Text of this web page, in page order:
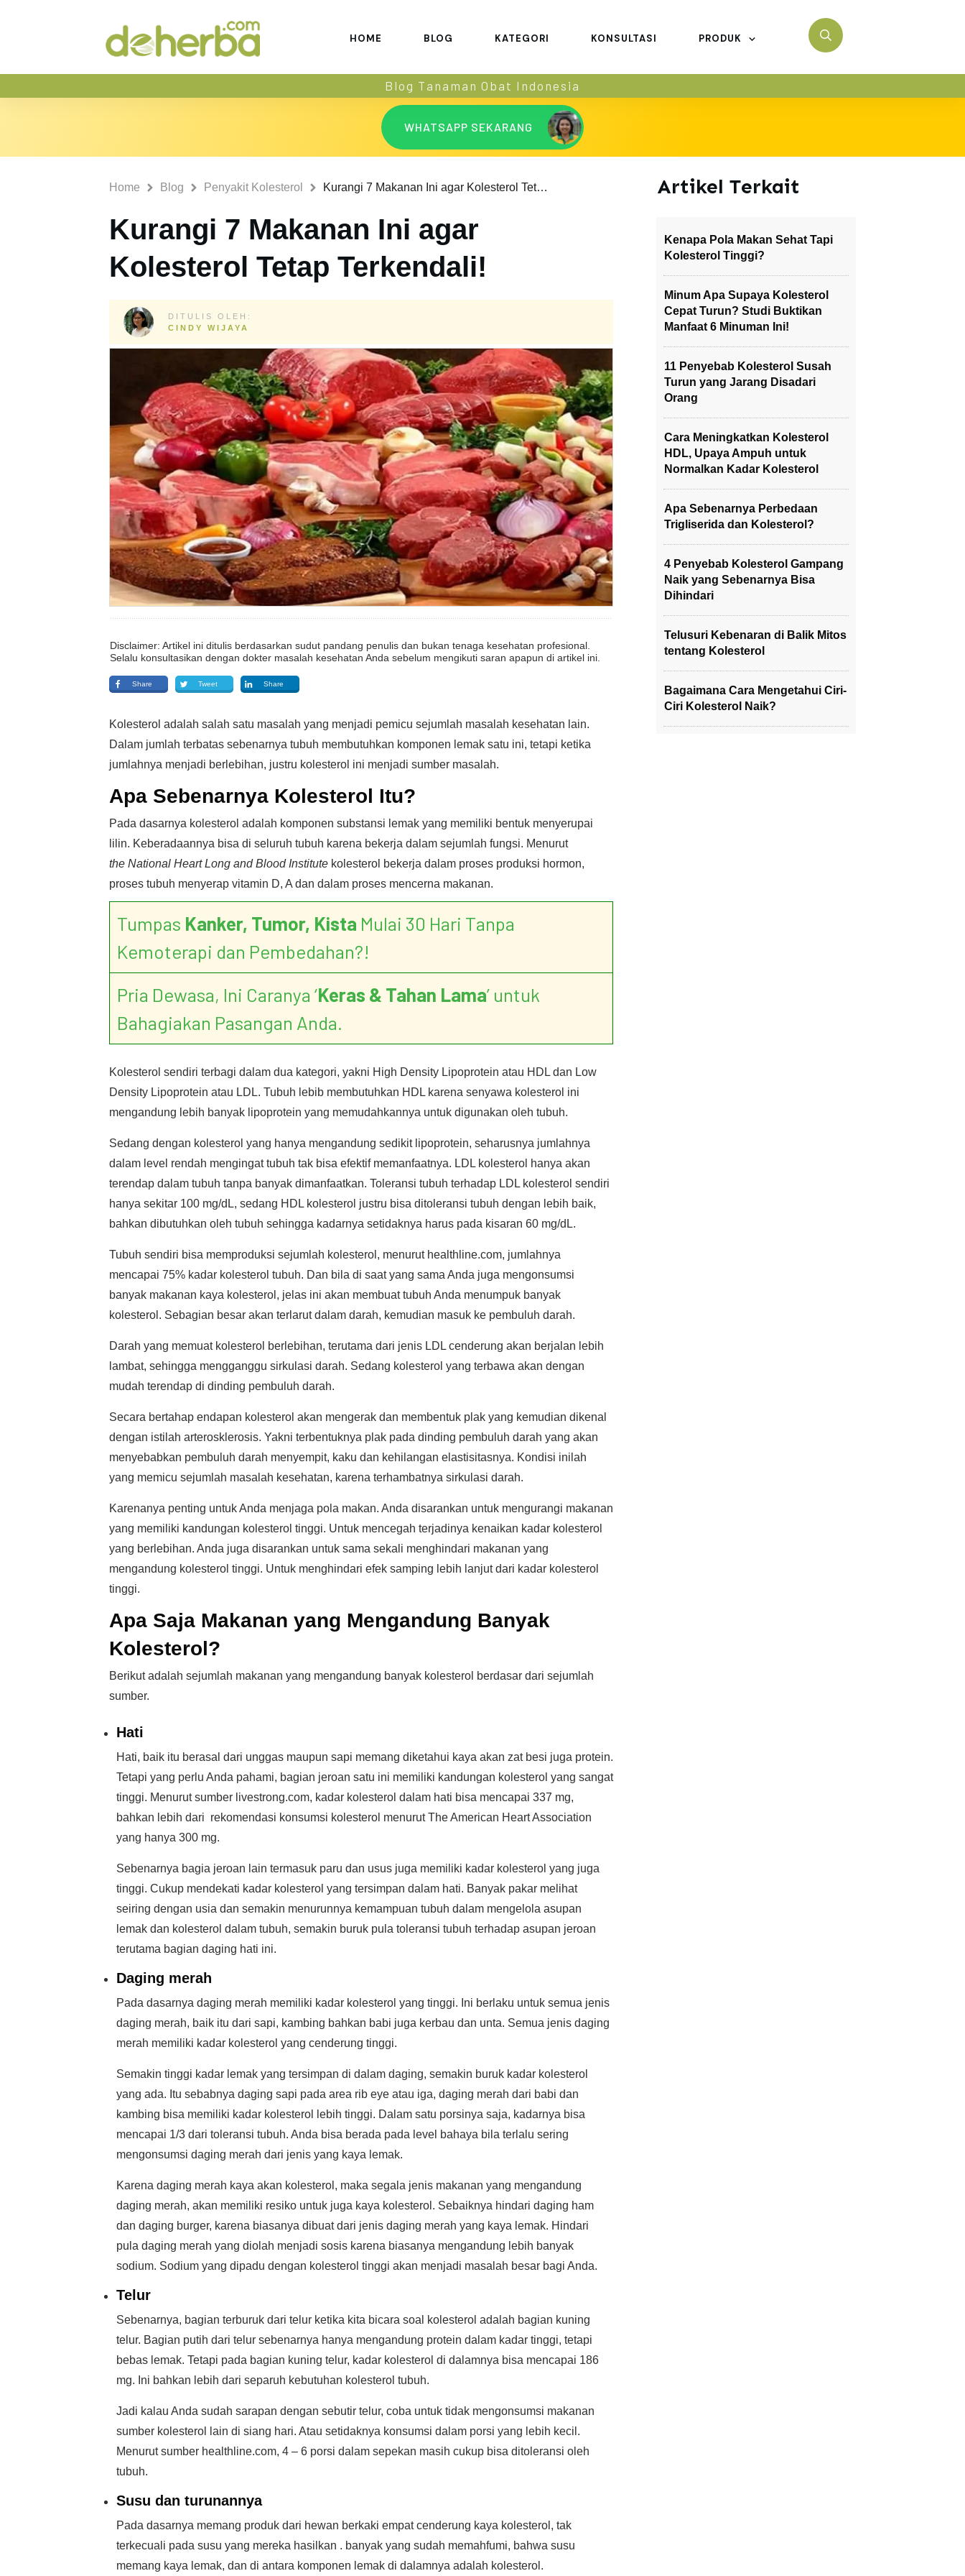
HOME BLOG KATEGORI KONSULTASI PRODUK
Blog Tanaman Obat Indonesia
WHATSAPP SEKARANG
Home Blog Penyakit Kolesterol Kurangi 7 Makanan Ini agar Kolesterol Tetap Terkendali!
Kurangi 7 Makanan Ini agar
Kolesterol Tetap Terkendali!
DITULIS OLEH:
CINDY WIJAYA
Disclaimer: Artikel ini ditulis berdasarkan sudut pandang penulis dan bukan tenaga kesehatan profesional.
Selalu konsultasikan dengan dokter masalah kesehatan Anda sebelum mengikuti saran apapun di artikel ini.
Share Tweet Share
Kolesterol adalah salah satu masalah yang menjadi pemicu sejumlah masalah kesehatan lain.
Dalam jumlah terbatas sebenarnya tubuh membutuhkan komponen lemak satu ini, tetapi ketika
jumlahnya menjadi berlebihan, justru kolesterol ini menjadi sumber masalah.
Apa Sebenarnya Kolesterol Itu?
Pada dasarnya kolesterol adalah komponen substansi lemak yang memiliki bentuk menyerupai
lilin. Keberadaannya bisa di seluruh tubuh karena bekerja dalam sejumlah fungsi. Menurut
the National Heart Long and Blood Institute kolesterol bekerja dalam proses produksi hormon,
proses tubuh menyerap vitamin D, A dan dalam proses mencerna makanan.
Tumpas Kanker, Tumor, Kista Mulai 30 Hari Tanpa
Kemoterapi dan Pembedahan?!
Pria Dewasa, Ini Caranya ‘Keras & Tahan Lama’ untuk
Bahagiakan Pasangan Anda.
Kolesterol sendiri terbagi dalam dua kategori, yakni High Density Lipoprotein atau HDL dan Low
Density Lipoprotein atau LDL. Tubuh lebib membutuhkan HDL karena senyawa kolesterol ini
mengandung lebih banyak lipoprotein yang memudahkannya untuk digunakan oleh tubuh.
Sedang dengan kolesterol yang hanya mengandung sedikit lipoprotein, seharusnya jumlahnya
dalam level rendah mengingat tubuh tak bisa efektif memanfaatnya. LDL kolesterol hanya akan
terendap dalam tubuh tanpa banyak dimanfaatkan. Toleransi tubuh terhadap LDL kolesterol sendiri
hanya sekitar 100 mg/dL, sedang HDL kolesterol justru bisa ditoleransi tubuh dengan lebih baik,
bahkan dibutuhkan oleh tubuh sehingga kadarnya setidaknya harus pada kisaran 60 mg/dL.
Tubuh sendiri bisa memproduksi sejumlah kolesterol, menurut healthline.com, jumlahnya
mencapai 75% kadar kolesterol tubuh. Dan bila di saat yang sama Anda juga mengonsumsi
banyak makanan kaya kolesterol, jelas ini akan membuat tubuh Anda menumpuk banyak
kolesterol. Sebagian besar akan terlarut dalam darah, kemudian masuk ke pembuluh darah.
Darah yang memuat kolesterol berlebihan, terutama dari jenis LDL cenderung akan berjalan lebih
lambat, sehingga mengganggu sirkulasi darah. Sedang kolesterol yang terbawa akan dengan
mudah terendap di dinding pembuluh darah.
Secara bertahap endapan kolesterol akan mengerak dan membentuk plak yang kemudian dikenal
dengan istilah arterosklerosis. Yakni terbentuknya plak pada dinding pembuluh darah yang akan
menyebabkan pembuluh darah menyempit, kaku dan kehilangan elastisitasnya. Kondisi inilah
yang memicu sejumlah masalah kesehatan, karena terhambatnya sirkulasi darah.
Karenanya penting untuk Anda menjaga pola makan. Anda disarankan untuk mengurangi makanan
yang memiliki kandungan kolesterol tinggi. Untuk mencegah terjadinya kenaikan kadar kolesterol
yang berlebihan. Anda juga disarankan untuk sama sekali menghindari makanan yang
mengandung kolesterol tinggi. Untuk menghindari efek samping lebih lanjut dari kadar kolesterol
tinggi.
Apa Saja Makanan yang Mengandung Banyak
Kolesterol?
Berikut adalah sejumlah makanan yang mengandung banyak kolesterol berdasar dari sejumlah
sumber.
Hati
Hati, baik itu berasal dari unggas maupun sapi memang diketahui kaya akan zat besi juga protein.
Tetapi yang perlu Anda pahami, bagian jeroan satu ini memiliki kandungan kolesterol yang sangat
tinggi. Menurut sumber livestrong.com, kadar kolesterol dalam hati bisa mencapai 337 mg,
bahkan lebih dari rekomendasi konsumsi kolesterol menurut The American Heart Association
yang hanya 300 mg.
Sebenarnya bagia jeroan lain termasuk paru dan usus juga memiliki kadar kolesterol yang juga
tinggi. Cukup mendekati kadar kolesterol yang tersimpan dalam hati. Banyak pakar melihat
seiring dengan usia dan semakin menurunnya kemampuan tubuh dalam mengelola asupan
lemak dan kolesterol dalam tubuh, semakin buruk pula toleransi tubuh terhadap asupan jeroan
terutama bagian daging hati ini.
Daging merah
Pada dasarnya daging merah memiliki kadar kolesterol yang tinggi. Ini berlaku untuk semua jenis
daging merah, baik itu dari sapi, kambing bahkan babi juga kerbau dan unta. Semua jenis daging
merah memiliki kadar kolesterol yang cenderung tinggi.
Semakin tinggi kadar lemak yang tersimpan di dalam daging, semakin buruk kadar kolesterol
yang ada. Itu sebabnya daging sapi pada area rib eye atau iga, daging merah dari babi dan
kambing bisa memiliki kadar kolesterol lebih tinggi. Dalam satu porsinya saja, kadarnya bisa
mencapai 1/3 dari toleransi tubuh. Anda bisa berada pada level bahaya bila terlalu sering
mengonsumsi daging merah dari jenis yang kaya lemak.
Karena daging merah kaya akan kolesterol, maka segala jenis makanan yang mengandung
daging merah, akan memiliki resiko untuk juga kaya kolesterol. Sebaiknya hindari daging ham
dan daging burger, karena biasanya dibuat dari jenis daging merah yang kaya lemak. Hindari
pula daging merah yang diolah menjadi sosis karena biasanya mengandung lebih banyak
sodium. Sodium yang dipadu dengan kolesterol tinggi akan menjadi masalah besar bagi Anda.
Telur
Sebenarnya, bagian terburuk dari telur ketika kita bicara soal kolesterol adalah bagian kuning
telur. Bagian putih dari telur sebenarnya hanya mengandung protein dalam kadar tinggi, tetapi
bebas lemak. Tetapi pada bagian kuning telur, kadar kolesterol di dalamnya bisa mencapai 186
mg. Ini bahkan lebih dari separuh kebutuhan kolesterol tubuh.
Jadi kalau Anda sudah sarapan dengan sebutir telur, coba untuk tidak mengonsumsi makanan
sumber kolesterol lain di siang hari. Atau setidaknya konsumsi dalam porsi yang lebih kecil.
Menurut sumber healthline.com, 4 – 6 porsi dalam sepekan masih cukup bisa ditoleransi oleh
tubuh.
Susu dan turunannya
Pada dasarnya memang produk dari hewan berkaki empat cenderung kaya kolesterol, tak
terkecuali pada susu yang mereka hasilkan . banyak yang sudah memahfumi, bahwa susu
memang kaya lemak, dan di antara komponen lemak di dalamnya adalah kolesterol.
Artikel Terkait
Kenapa Pola Makan Sehat Tapi
Kolesterol Tinggi?
Minum Apa Supaya Kolesterol
Cepat Turun? Studi Buktikan
Manfaat 6 Minuman Ini!
11 Penyebab Kolesterol Susah
Turun yang Jarang Disadari
Orang
Cara Meningkatkan Kolesterol
HDL, Upaya Ampuh untuk
Normalkan Kadar Kolesterol
Apa Sebenarnya Perbedaan
Trigliserida dan Kolesterol?
4 Penyebab Kolesterol Gampang
Naik yang Sebenarnya Bisa
Dihindari
Telusuri Kebenaran di Balik Mitos
tentang Kolesterol
Bagaimana Cara Mengetahui Ciri-
Ciri Kolesterol Naik?